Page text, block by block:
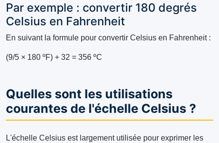
Par exemple : convertir 180 degrés
Celsius en Fahrenheit
En suivant la formule pour convertir Celsius en Fahrenheit :
(9/5 × 180 ºF) + 32 = 356 ºC
Quelles sont les utilisations
courantes de l'échelle Celsius ?
L'échelle Celsius est largement utilisée pour exprimer les